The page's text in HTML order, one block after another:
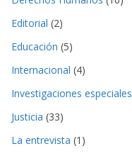
Editorial (2)
Educación (5)
Internacional (4)
Investigaciones especiales
Justicia (33)
La entrevista (1)